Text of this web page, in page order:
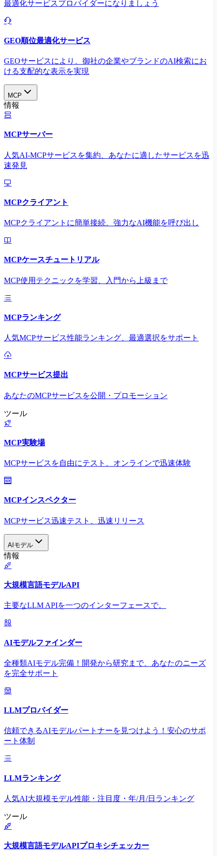
最適化サービスプロバイダーになりましょう
GEO順位最適化サービス
GEOサービスにより、御社の企業やブランドのAI検索にお
ける支配的な表示を実現​
MCP
情報
MCPサーバー
人気AI-MCPサービスを集約、あなたに適したサービスを迅
速発見
MCPクライアント
MCPクライアントに簡単接続、強力なAI機能を呼び出し
MCPケースチュートリアル
MCP使用テクニックを学習、入門から上級まで
MCPランキング
人気MCPサービス性能ランキング、最適選択をサポート
MCPサービス提出
あなたのMCPサービスを公開・プロモーション
ツール
MCP実験場
MCPサービスを自由にテスト、オンラインで迅速体験
MCPインスペクター
MCPサービス迅速テスト、迅速リリース
AIモデル
情報
大規模言語モデルAPI
主要なLLM APIを一つのインターフェースで。
AIモデルファインダー
全種類AIモデル完備！開発から研究まで、あなたのニーズ
を完全サポート
LLMプロバイダー
信頼できるAIモデルパートナーを見つけよう！安心のサポ
ート体制
LLMランキング
人気AI大規模モデル性能・注目度・年/月/日ランキング
ツール
大規模言語モデルAPIプロキシチェッカー